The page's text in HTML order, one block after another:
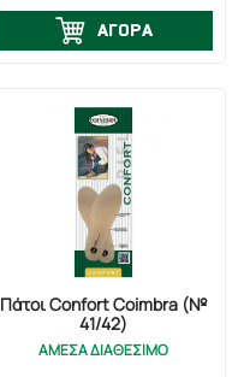
ΑΓΟΡΑ
Πάτοι Confort Coimbra (№
41/42)
ΑΜΕΣΑ ΔΙΑΘΕΣΙΜΟ